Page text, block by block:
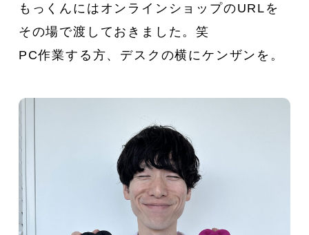
もっくんにはオンラインショップのURLを
その場で渡しておきました。笑
PC作業する方、デスクの横にケンザンを。